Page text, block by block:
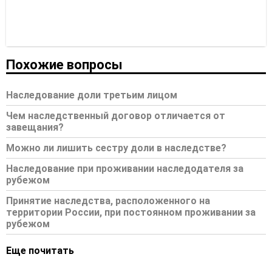
Похожие вопросы
Наследование доли третьим лицом
Чем наследственный договор отличается от
завещания?
Можно ли лишить сестру доли в наследстве?
Наследование при проживании наследодателя за
рубежом
Принятие наследства, расположенного на
территории России, при постоянном проживании за
рубежом
Еще почитать